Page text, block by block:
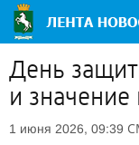
День
и значение
1 июня 2026, 09:39